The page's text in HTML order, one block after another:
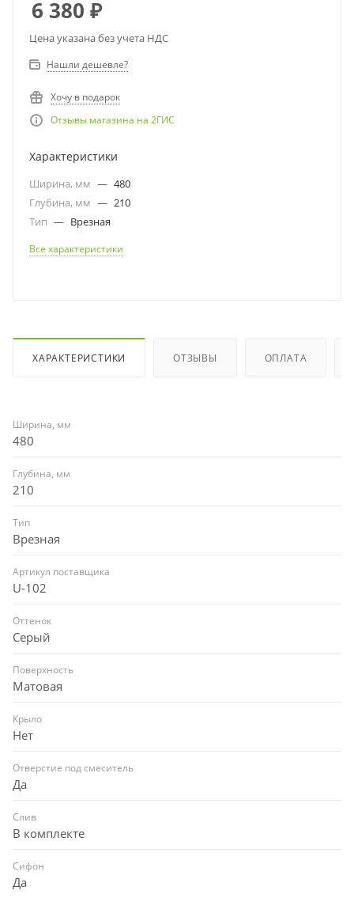
6 380 ₽
Цена указана без учета НДС
Нашли дешевле?
Хочу в подарок
Отзывы магазина на 2ГИС
Характеристики
Ширина, мм — 480
Глубина, мм — 210
Тип — Врезная
Все характеристики
ХАРАКТЕРИСТИКИ ОТЗЫВЫ ОПЛАТА
Ширина, мм
480
Глубина, мм
210
Тип
Врезная
Артикул поставщика
U-102
Оттенок
Серый
Поверхность
Матовая
Крыло
Нет
Отверстие под смеситель
Да
Слив
В комплекте
Сифон
Да